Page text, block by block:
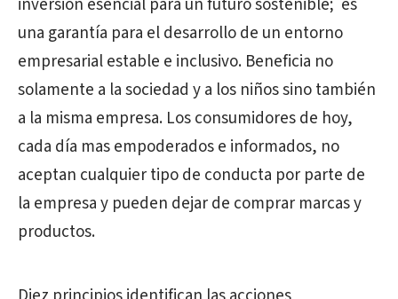
inversión esencial para un futuro sostenible; es
una garantía para el desarrollo de un entorno
empresarial estable e inclusivo. Beneficia no
solamente a la sociedad y a los niños sino también
a la misma empresa. Los consumidores de hoy,
cada día mas empoderados e informados, no
aceptan cualquier tipo de conducta por parte de
la empresa y pueden dejar de comprar marcas y
productos.